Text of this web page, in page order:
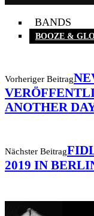
BANDS
BOOZE &
Vorheriger Beitrag
ANOTHER
Nächster Beitrag
2019 IN